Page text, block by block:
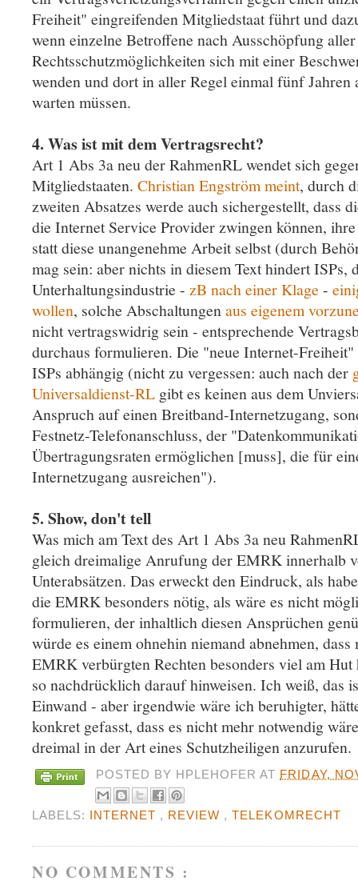
Freiheit" eingreifenden Mitgliedstaat führt und
wenn einzelne Betroffene nach Ausschöpfung
Rechtsschutzmöglichkeiten sich mit einer
wenden und dort in aller Regel einmal fünf Jahren
warten müssen.
4. Was ist mit dem Vertragsrecht?
Art 1 Abs 3a neu der RahmenRL wendet sich
Mitgliedstaaten. Christian Engström meint, durch
zweiten Absatzes werde auch sichergestellt, dass
die Internet Service Provider zwingen können,
statt diese unangenehme Arbeit selbst (durch
mag sein: aber nichts in diesem Text hindert
Unterhaltungsindustrie - zB nach einer Klage -
wollen, solche Abschaltungenaus eigenem
nicht vertragswidrig sein - entsprechende
durchaus formulieren. Die "neue Internet-
ISPs abhängig (nicht zu vergessen: auch nach der
Universaldienst-RL gibt es keinen aus dem
Anspruch auf einen Breitband-Internetzugang,
Festnetz-Telefonanschluss, der
Übertragungsraten ermöglichen [muss], die für
Internetzugang ausreichen").
5. Show, don't tell
Was mich am Text des Art 1 Abs 3a neu
gleich dreimalige Anrufung der EMRK innerhalb
Unterabsätzen. Das erweckt den Eindruck, als
die EMRK besonders nötig, als wäre es nicht
formulieren, der inhaltlich diesen Ansprüchen
würde es einem ohnehin niemand abnehmen,
EMRK verbürgten Rechten besonders viel am Hut
so nachdrücklich darauf hinweisen. Ich weiß, das
Einwand - aber irgendwie wäre ich beruhigter,
konkret gefasst, dass es nicht mehr notwendig
dreimal in der Art eines Schutzheiligen anzurufen.
POSTED BY HPLEHOFERAT FRIDAY,
LABELS: INTERNET , REVIEW ,TELEKOMRECHT
NO COMMENTS :